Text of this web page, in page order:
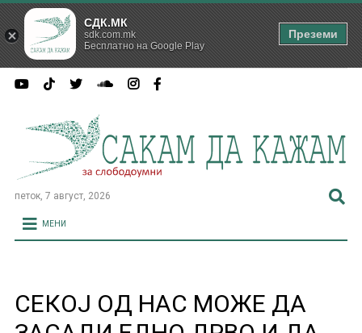
петок, 7 август, 2026
МЕНИ
СЕКОЈ ОД НАС МОЖЕ ДА
СДК.МК
sdk.com.mk
Бесплатно на Google Play
Преземи